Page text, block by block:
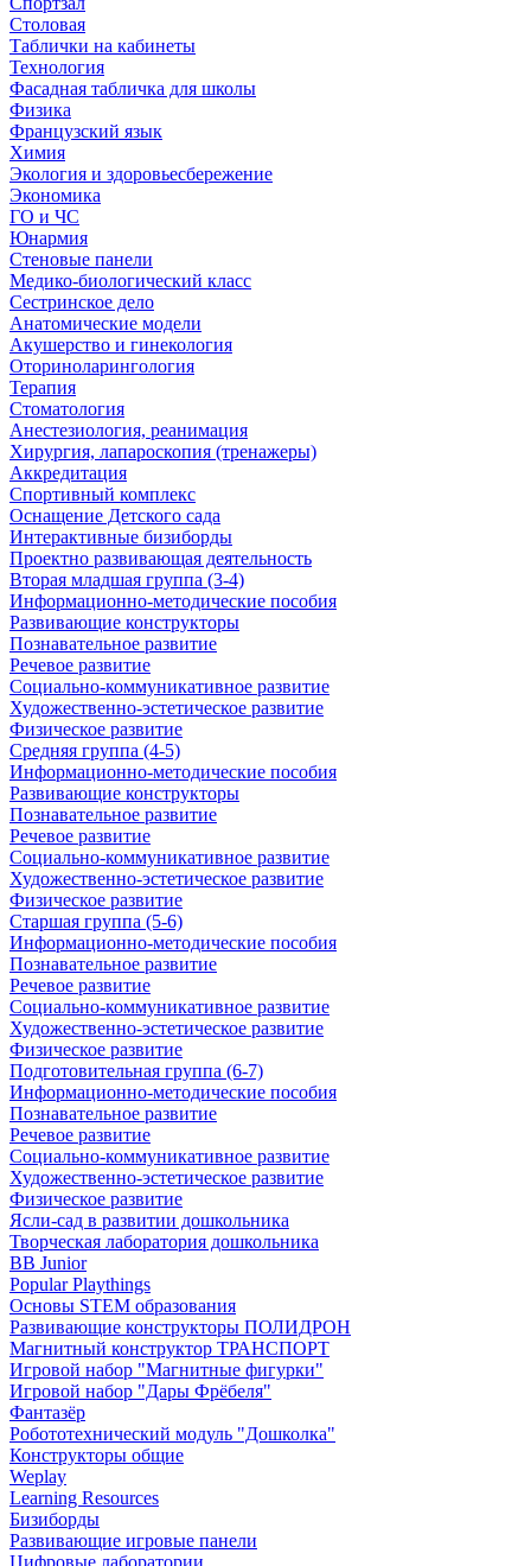
Столовая
Таблички на кабинеты
Технология
Фасадная табличка для школы
Физика
Французский язык
Химия
Экология и здоровьесбережение
Экономика
ГО и ЧС
Юнармия
Стеновые панели
Медико-биологический класс
Сестринское дело
Анатомические модели
Акушерство и гинекология
Оториноларингология
Терапия
Стоматология
Анестезиология, реанимация
Хирургия, лапароскопия (тренажеры)
Аккредитация
Спортивный комплекс
Оснащение Детского сада
Интерактивные бизиборды
Проектно развивающая деятельность
Вторая младшая группа (3-4)
Информационно-методические пособия
Развивающие конструкторы
Познавательное развитие
Речевое развитие
Социально-коммуникативное развитие
Художественно-эстетическое развитие
Физическое развитие
Средняя группа (4-5)
Информационно-методические пособия
Развивающие конструкторы
Познавательное развитие
Речевое развитие
Социально-коммуникативное развитие
Художественно-эстетическое развитие
Физическое развитие
Старшая группа (5-6)
Информационно-методические пособия
Познавательное развитие
Речевое развитие
Социально-коммуникативное развитие
Художественно-эстетическое развитие
Физическое развитие
Подготовительная группа (6-7)
Информационно-методические пособия
Познавательное развитие
Речевое развитие
Социально-коммуникативное развитие
Художественно-эстетическое развитие
Физическое развитие
Ясли-сад в развитии дошкольника
Творческая лаборатория дошкольника
BB Junior
Popular Playthings
Основы STEM образования
Развивающие конструкторы ПОЛИДРОН
Магнитный конструктор ТРАНСПОРТ
Игровой набор "Магнитные фигурки"
Игровой набор "Дары Фрёбеля"
Фантазёр
Робототехнический модуль "Дошколка"
Конструкторы общие
Weplay
Learning Resources
Бизиборды
Развивающие игровые панели
Цифровые лаборатории